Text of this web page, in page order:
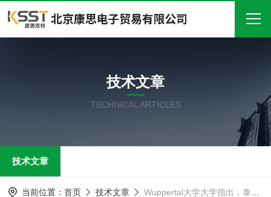
关于我们
产品中心
在线留言
技术文章
TECHNICAL ARTICLES
技术文章
当前位置： 首页 技术文章 Wuppertal大学大学指出，泰克将开发先进的6G技术